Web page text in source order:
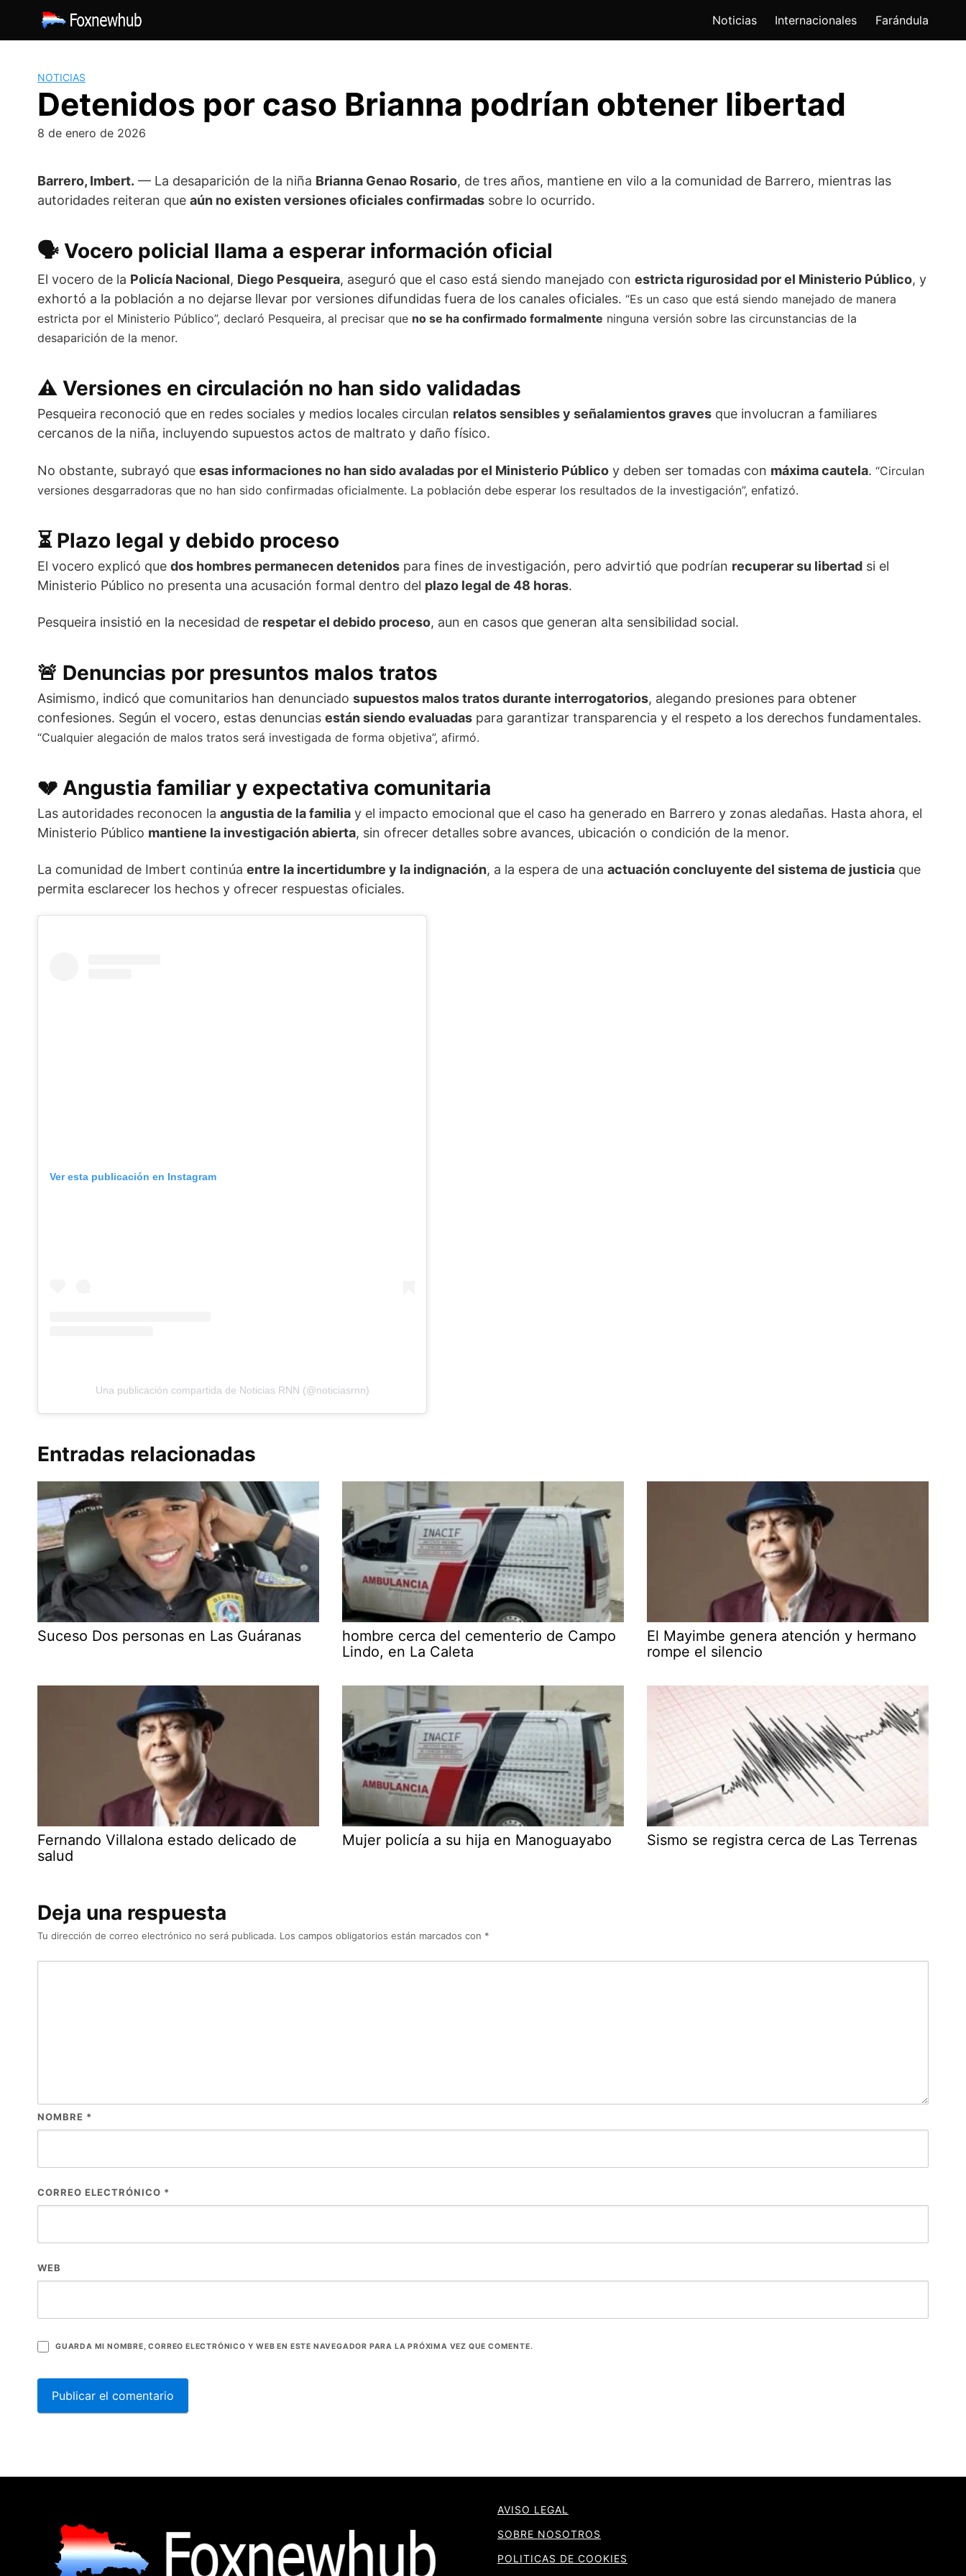
contenido
Noticias Internacionales Farándula
NOTICIAS
Detenidos por caso Brianna podrían obtener libertad
8 de enero de 2026
Barrero, Imbert. — La desaparición de la niña Brianna Genao Rosario, de tres años, mantiene en vilo a la comunidad de Barrero, mientras las
autoridades reiteran que aún no existen versiones oficiales confirmadas sobre lo ocurrido.
🗣️ Vocero policial llama a esperar información oficial
El vocero de la Policía Nacional, Diego Pesqueira, aseguró que el caso está siendo manejado con estricta rigurosidad por el Ministerio Público, y
exhortó a la población a no dejarse llevar por versiones difundidas fuera de los canales oficiales. “Es un caso que está siendo manejado de manera
estricta por el Ministerio Público”, declaró Pesqueira, al precisar que no se ha confirmado formalmente ninguna versión sobre las circunstancias de la
desaparición de la menor.
⚠️ Versiones en circulación no han sido validadas
Pesqueira reconoció que en redes sociales y medios locales circulan relatos sensibles y señalamientos graves que involucran a familiares
cercanos de la niña, incluyendo supuestos actos de maltrato y daño físico.
No obstante, subrayó que esas informaciones no han sido avaladas por el Ministerio Público y deben ser tomadas con máxima cautela. “Circulan
versiones desgarradoras que no han sido confirmadas oficialmente. La población debe esperar los resultados de la investigación”, enfatizó.
⏳ Plazo legal y debido proceso
El vocero explicó que dos hombres permanecen detenidos para fines de investigación, pero advirtió que podrían recuperar su libertad si el
Ministerio Público no presenta una acusación formal dentro del plazo legal de 48 horas.
Pesqueira insistió en la necesidad de respetar el debido proceso, aun en casos que generan alta sensibilidad social.
🚨 Denuncias por presuntos malos tratos
Asimismo, indicó que comunitarios han denunciado supuestos malos tratos durante interrogatorios, alegando presiones para obtener
confesiones. Según el vocero, estas denuncias están siendo evaluadas para garantizar transparencia y el respeto a los derechos fundamentales.
“Cualquier alegación de malos tratos será investigada de forma objetiva”, afirmó.
💔 Angustia familiar y expectativa comunitaria
Las autoridades reconocen la angustia de la familia y el impacto emocional que el caso ha generado en Barrero y zonas aledañas. Hasta ahora, el
Ministerio Público mantiene la investigación abierta, sin ofrecer detalles sobre avances, ubicación o condición de la menor.
La comunidad de Imbert continúa entre la incertidumbre y la indignación, a la espera de una actuación concluyente del sistema de justicia que
permita esclarecer los hechos y ofrecer respuestas oficiales.
Ver esta publicación en Instagram
Una publicación compartida de Noticias RNN (@noticiasrnn)
Entradas relacionadas
Suceso Dos personas en Las Guáranas
hombre cerca del cementerio de Campo
Lindo, en La Caleta
El Mayimbe genera atención y hermano
rompe el silencio
Fernando Villalona estado delicado de
salud
Mujer policía a su hija en Manoguayabo Sismo se registra cerca de Las Terrenas
Deja una respuesta
Tu dirección de correo electrónico no será publicada. Los campos obligatorios están marcados con *
NOMBRE *
CORREO ELECTRÓNICO *
WEB
GUARDA MI NOMBRE, CORREO ELECTRÓNICO Y WEB EN ESTE NAVEGADOR PARA LA PRÓXIMA VEZ QUE COMENTE.
AVISO LEGAL
SOBRE NOSOTROS
POLITICAS DE COOKIES